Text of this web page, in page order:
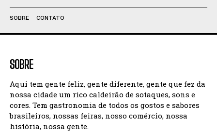
SOBRE CONTATO
SOBRE
Aqui tem gente feliz, gente diferente, gente que fez da
nossa cidade um rico caldeirão de sotaques, sons e
cores. Tem gastronomia de todos os gostos e sabores
brasileiros, nossas feiras, nosso comércio, nossa
história, nossa gente.